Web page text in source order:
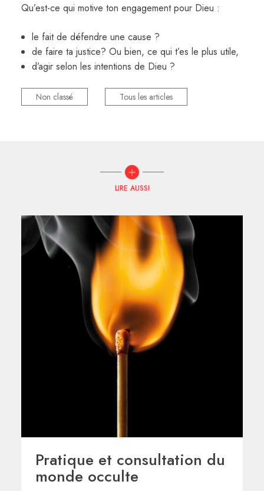
Qu’est-ce qui motive ton engagement pour Dieu :
le fait de défendre une cause ?
de faire ta justice? Ou bien, ce qui t’es le plus utile,
d’agir selon les intentions de Dieu ?
Non classé Tous les articles
LIRE AUSSI
Pratique et consultation du
monde occulte